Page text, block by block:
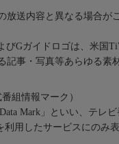
送内容と異なる場合が
びGガイドロゴは、米国
記事・写真等あらゆる素
組情報マーク）
Mark」といい、テレ
利用したサービスにのみ